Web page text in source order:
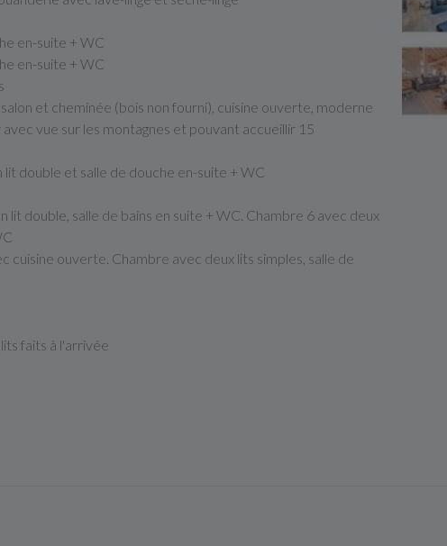
en-suite + WC
en-suite + WC
et cheminée (bois non fourni), cuisine ouverte, moderne
vue sur les montagnes et pouvant accueillir 15
double et salle de douche en-suite + WC
lit double, salle de bains en suite + WC. Chambre 6 avec deux
cuisine ouverte. Chambre avec deux lits simples, salle de
faits à l'arrivée